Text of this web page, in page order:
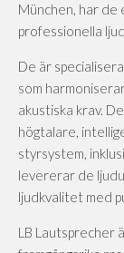
München, har de
professionella
De är
som
akustiska krav.
högtalare,
styrsystem,
levererar de
ljudkvalitet med
LB Lautsprecher